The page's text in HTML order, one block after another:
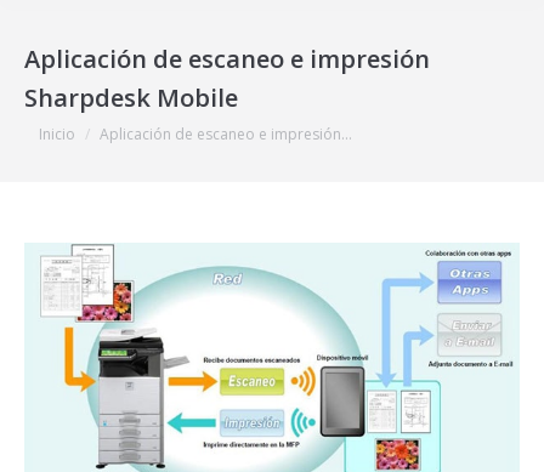
Aplicación de escaneo e impresión
Sharpdesk Mobile
Estás aquí:
Inicio Aplicación de escaneo e impresión…